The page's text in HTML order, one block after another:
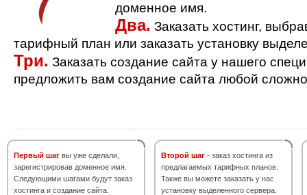
доменное имя.
Два. Заказать хостинг,
тарифный план или заказать установку
Три. Заказать создание сайта у нашего
предложить вам создание сайта любой
Первый шаг вы уже сделали,
зарегистрировав доменное имя.
Следующими шагами будут заказ
хостинга и создание сайта.
Второй шаг - заказ хостинга из
предлагаемых тарифных планов.
Также вы можете заказать у нас
установку выделенного сервера.